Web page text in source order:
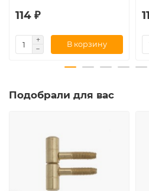
114 ₽
В корзину
Подобрали для вас